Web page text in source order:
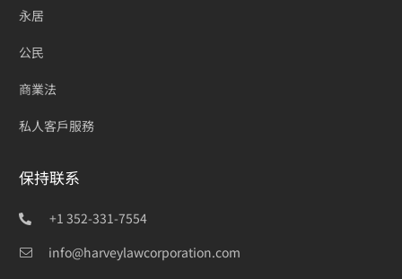
永居
公民
商業法
私人客戶服務
保持联系
+1 352-331-7554
info@harveylawcorporation.com